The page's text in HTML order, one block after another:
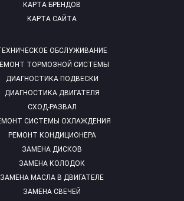
ОБСЛУЖИВАНИЕ
ТОРМОЗНОЙ СИСТЕМЫ
ДИАГНОСТИКА ПОДВЕСКИ
ДИАГНОСТИКА ДВИГАТЕЛЯ
СХОД-РАЗВАЛ
СИСТЕМЫ ОХЛАЖДЕНИЯ
РЕМОНТ КОНДИЦИОНЕРА
ЗАМЕНА ДИСКОВ
ЗАМЕНА КОЛОДОК
ЗАМЕНА МАСЛА В ДВИГАТЕЛЕ
ЗАМЕНА СВЕЧЕЙ
КАРТА БРЕНДОВ
КАРТА САЙТА